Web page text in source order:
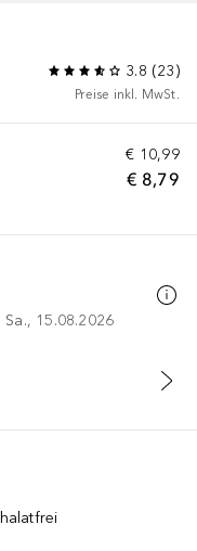
3.8 (23)
Preise inkl. MwSt.
€ 10,99
€ 8,79
15.08.2026